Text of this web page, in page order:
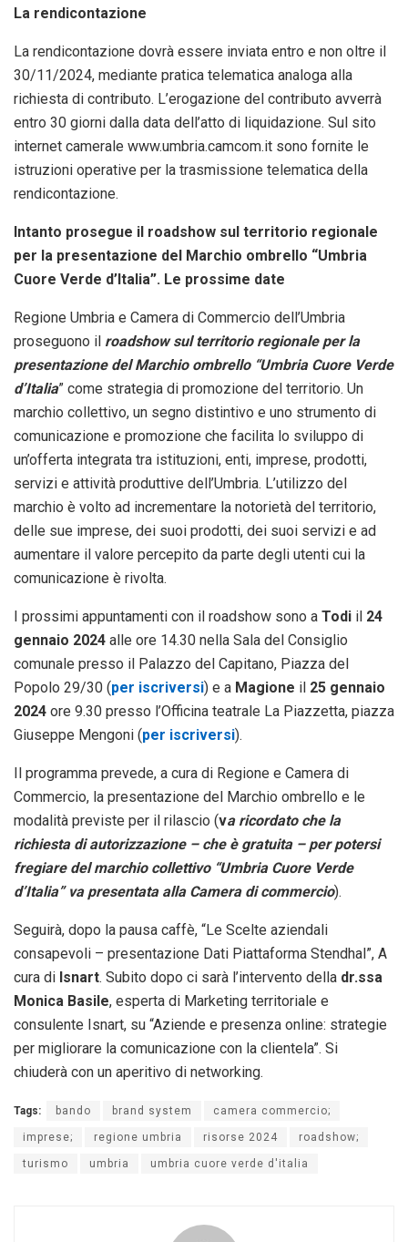
La rendicontazione
La rendicontazione dovrà essere inviata entro e non oltre il
30/11/2024, mediante pratica telematica analoga alla
richiesta di contributo. L’erogazione del contributo avverrà
entro 30 giorni dalla data dell’atto di liquidazione. Sul sito
internet camerale www.umbria.camcom.it sono fornite le
istruzioni operative per la trasmissione telematica della
rendicontazione.
Intanto prosegue il roadshow sul territorio regionale
per la presentazione del Marchio ombrello “Umbria
Cuore Verde d’Italia”. Le prossime date
Regione Umbria e Camera di Commercio dell’Umbria
proseguono il roadshow sul territorio regionale per la
presentazione del Marchio ombrello “Umbria Cuore Verde
d’Italia” come strategia di promozione del territorio. Un
marchio collettivo, un segno distintivo e uno strumento di
comunicazione e promozione che facilita lo sviluppo di
un’offerta integrata tra istituzioni, enti, imprese, prodotti,
servizi e attività produttive dell’Umbria. L’utilizzo del
marchio è volto ad incrementare la notorietà del territorio,
delle sue imprese, dei suoi prodotti, dei suoi servizi e ad
aumentare il valore percepito da parte degli utenti cui la
comunicazione è rivolta.
I prossimi appuntamenti con il roadshow sono a Todi il 24
gennaio 2024 alle ore 14.30 nella Sala del Consiglio
comunale presso il Palazzo del Capitano, Piazza del
Popolo 29/30 (per iscriversi) e a Magione il 25 gennaio
2024 ore 9.30 presso l’Officina teatrale La Piazzetta, piazza
Giuseppe Mengoni (per iscriversi).
Il programma prevede, a cura di Regione e Camera di
Commercio, la presentazione del Marchio ombrello e le
modalità previste per il rilascio (va ricordato che la
richiesta di autorizzazione – che è gratuita – per potersi
fregiare del marchio collettivo “Umbria Cuore Verde
d’Italia” va presentata alla Camera di commercio).
Seguirà, dopo la pausa caffè, “Le Scelte aziendali
consapevoli – presentazione Dati Piattaforma Stendhal”, A
cura di Isnart. Subito dopo ci sarà l’intervento della dr.ssa
Monica Basile, esperta di Marketing territoriale e
consulente Isnart, su “Aziende e presenza online: strategie
per migliorare la comunicazione con la clientela”. Si
chiuderà con un aperitivo di networking.
Tags: bando brand system camera commercio;
imprese; regione umbria risorse 2024 roadshow;
turismo umbria umbria cuore verde d'italia